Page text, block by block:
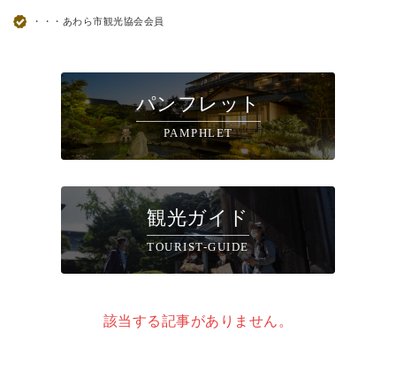
・・・あわら市観光協会会員
パンフレット
PAMPHLET
観光ガイド
TOURIST-GUIDE
該当する記事がありません。